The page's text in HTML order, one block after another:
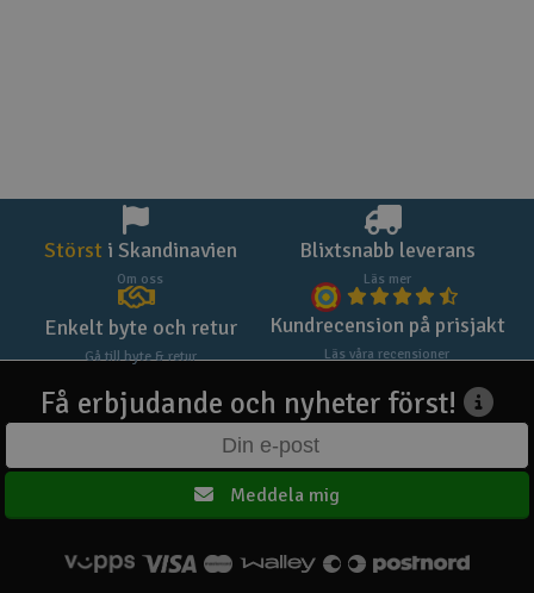
Störst i Skandinavien
Om oss
Blixtsnabb leverans
Läs mer
Enkelt byte och retur
Gå till byte & retur
Kundrecension på prisjakt
Läs våra recensioner
Få erbjudande och nyheter först!
Meddela mig